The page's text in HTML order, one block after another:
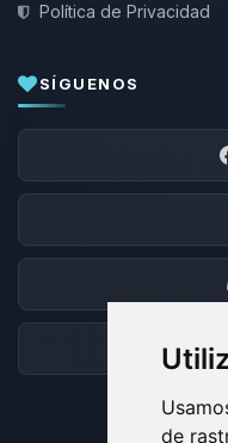
de
Política de Privacidad
SÍGUENOS